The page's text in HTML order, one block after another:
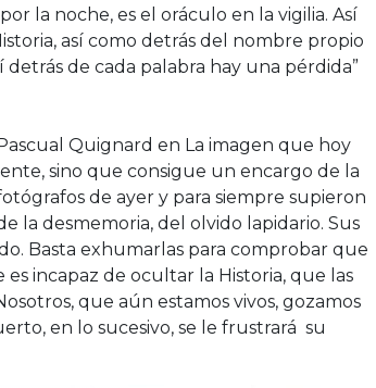
la noche, es el oráculo en la vigilia. Así
así como detrás del nombre propio
de cada palabra hay una pérdida”
Quignard en La imagen que hoy
sino que consigue un encargo de la
de ayer y para siempre supieron
la desmemoria, del olvido lapidario. Sus
Basta exhumarlas para comprobar que
incapaz de ocultar la Historia, que las
que aún estamos vivos, gozamos
en lo sucesivo, se le frustrará su